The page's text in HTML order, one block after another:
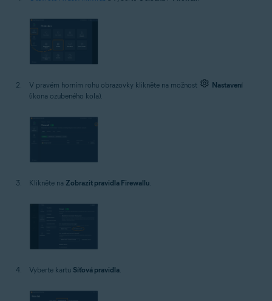
V pravém horním rohu obrazovky klikněte na možnost
Nastavení
(ikona ozubeného kola).
Klikněte na Zobrazit pravidla Firewallu.
Vyberte kartu Síťová pravidla.